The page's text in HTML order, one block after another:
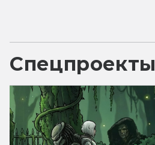
Спецпроекты